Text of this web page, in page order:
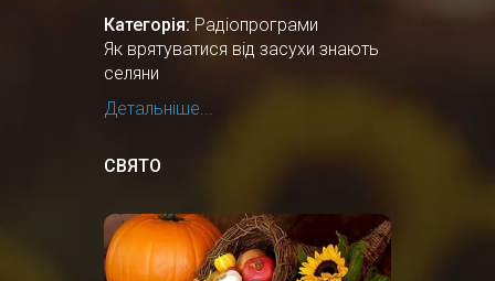
Категорія: Радіопрограми
Як врятуватися від засухи знають
селяни
Детальніше...
СВЯТО